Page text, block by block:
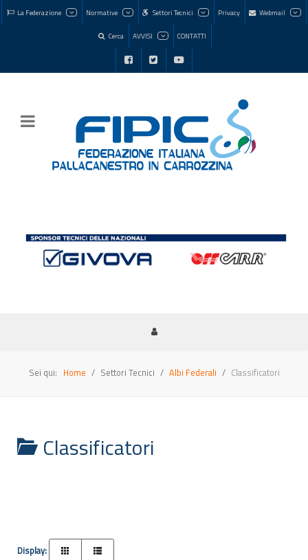
La Federazione Normative Settori Tecnici Privacy Webmail
Cerca AVVISI CONTATTI
Sei qui: Home Settori Tecnici Albi Federali Classificatori
Classificatori
Display: